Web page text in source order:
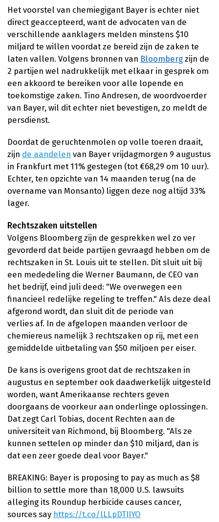
Het voorstel van chemiegigant Bayer is echter niet
direct geaccepteerd, want de advocaten van de
verschillende aanklagers melden minstens $10
miljard te willen voordat ze bereid zijn de zaken te
laten vallen. Volgens bronnen van Bloomberg zijn de
2 partijen wel nadrukkelijk met elkaar in gesprek om
een akkoord te bereiken voor alle lopende en
toekomstige zaken. Tino Andresen, de woordvoerder
van Bayer, wil dit echter niet bevestigen, zo meldt de
persdienst.
Doordat de geruchtenmolen op volle toeren draait,
zijn de aandelen van Bayer vrijdagmorgen 9 augustus
in Frankfurt met 11% gestegen (tot €68,29 om 10 uur).
Echter, ten opzichte van 14 maanden terug (na de
overname van Monsanto) liggen deze nog altijd 33%
lager.
Rechtszaken uitstellen
Volgens Bloomberg zijn de gesprekken wel zo ver
gevorderd dat beide partijen gevraagd hebben om de
rechtszaken in St. Louis uit te stellen. Dit sluit uit bij
een mededeling die Werner Baumann, de CEO van
het bedrijf, eind juli deed: "We overwegen een
financieel redelijke regeling te treffen." Als deze deal
afgerond wordt, dan sluit dit de periode van
verlies af. In de afgelopen maanden verloor de
chemiereus namelijk 3 rechtszaken op rij, met een
gemiddelde uitbetaling van $50 miljoen per eiser.
De kans is overigens groot dat de rechtszaken in
augustus en september ook daadwerkelijk uitgesteld
worden, want Amerikaanse rechters geven
doorgaans de voorkeur aan onderlinge oplossingen.
Dat zegt Carl Tobias, docent Rechten aan de
universiteit van Richmond, bij Bloomberg. "Als ze
kunnen settelen op minder dan $10 miljard, dan is
dat een zeer goede deal voor Bayer."
BREAKING: Bayer is proposing to pay as much as $8
billion to settle more than 18,000 U.S. lawsuits
alleging its Roundup herbicide causes cancer,
sources say https://t.co/lLLpDTIIYO